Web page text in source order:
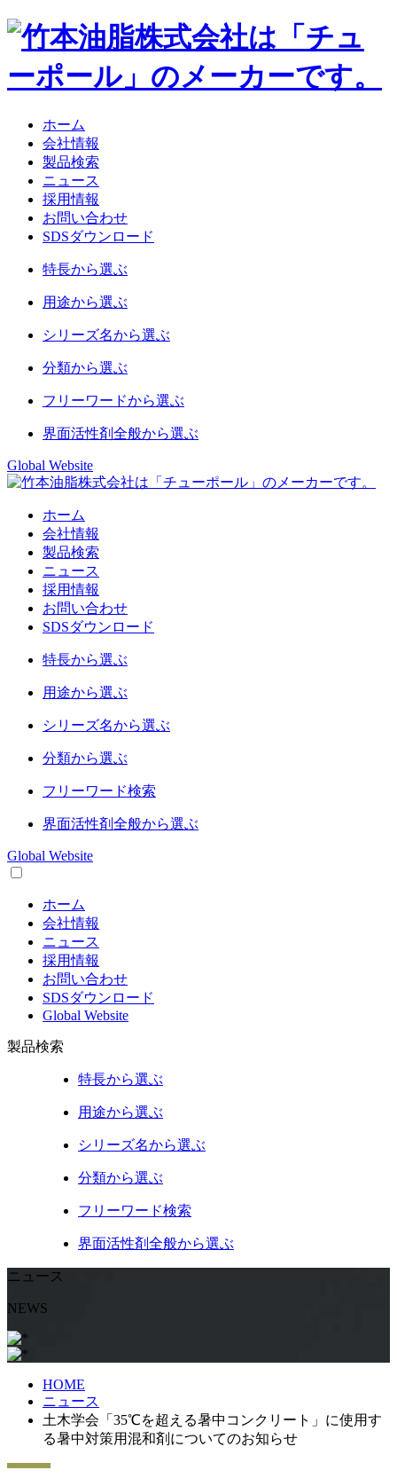
ホーム
会社情報
製品検索
ニュース
採用情報
お問い合わせ
SDSダウンロード
特長から選ぶ
用途から選ぶ
シリーズ名から選ぶ
分類から選ぶ
フリーワードから選ぶ
界面活性剤全般から選ぶ
Global Website
ホーム
会社情報
製品検索
ニュース
採用情報
お問い合わせ
SDSダウンロード
特長から選ぶ
用途から選ぶ
シリーズ名から選ぶ
分類から選ぶ
フリーワード検索
界面活性剤全般から選ぶ
Global Website
ホーム
会社情報
ニュース
採用情報
お問い合わせ
SDSダウンロード
Global Website
製品検索
特長から選ぶ
用途から選ぶ
シリーズ名から選ぶ
分類から選ぶ
フリーワード検索
界面活性剤全般から選ぶ
ニュース
NEWS
HOME
ニュース
土木学会「35℃を超える暑中コンクリート」に使用す
る暑中対策用混和剤についてのお知らせ